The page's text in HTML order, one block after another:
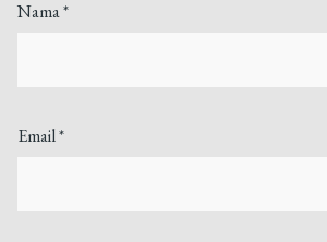
Nama*
Email*